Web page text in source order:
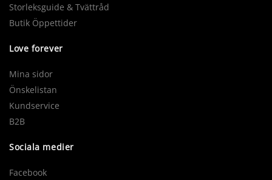
Storleksguide & Tvättråd
Butik Öppettider
Love forever
Mina sidor
Önskelistan
Kundservice
B2B
Sociala medier
Facebook